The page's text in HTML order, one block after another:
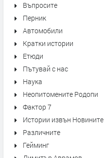
Въпросите
Перник
Автомобили
Кратки истории
Етюди
Пътувай с нас
Наука
Неопитомените Родопи
Фактор 7
Истории извън Новините
Различните
Гейминг